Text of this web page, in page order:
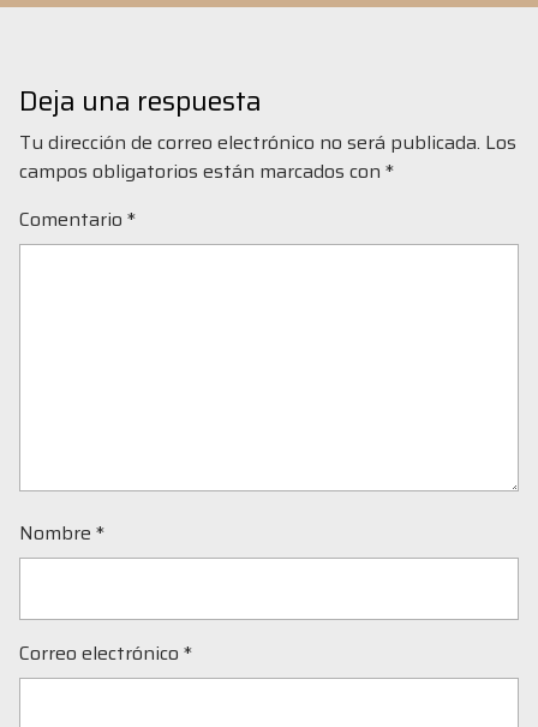
Deja una respuesta
Tu dirección de correo electrónico no será publicada. Los
campos obligatorios están marcados con *
Comentario *
Nombre *
Correo electrónico *